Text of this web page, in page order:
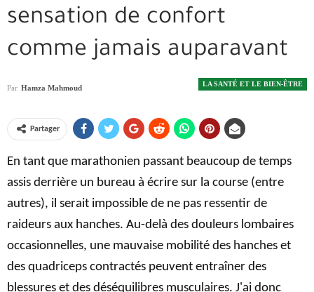
sensation de confort
comme jamais auparavant
LA SANTÉ ET LE BIEN-ÊTRE
Par Hamza Mahmoud
Partager
En tant que marathonien passant beaucoup de temps
assis derrière un bureau à écrire sur la course (entre
autres), il serait impossible de ne pas ressentir de
raideurs aux hanches. Au-delà des douleurs lombaires
occasionnelles, une mauvaise mobilité des hanches et
des quadriceps contractés peuvent entraîner des
blessures et des déséquilibres musculaires. J'ai donc